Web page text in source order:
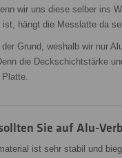
wir uns diese selber ins
ist, hängt die Messlatte da
Grund, weshalb wir nur
die Deckschichtstärke
Platte.
Sie auf Alu-
ist sehr stabil und